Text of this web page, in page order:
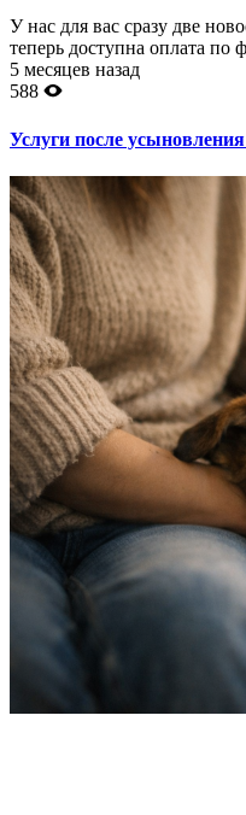
У нас для вас сразу две
теперь доступна оплата по
5 месяцев назад
588
Услуги после